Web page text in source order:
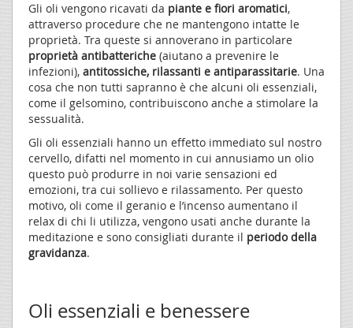
Gli oli vengono ricavati da piante e fiori aromatici,
attraverso procedure che ne mantengono intatte le
proprietà. Tra queste si annoverano in particolare
proprietà antibatteriche (aiutano a prevenire le
infezioni), antitossiche, rilassanti e antiparassitarie. Una
cosa che non tutti sapranno è che alcuni oli essenziali,
come il gelsomino, contribuiscono anche a stimolare la
sessualità.
Gli oli essenziali hanno un effetto immediato sul nostro
cervello, difatti nel momento in cui annusiamo un olio
questo può produrre in noi varie sensazioni ed
emozioni, tra cui sollievo e rilassamento. Per questo
motivo, oli come il geranio e l’incenso aumentano il
relax di chi li utilizza, vengono usati anche durante la
meditazione e sono consigliati durante il periodo della
gravidanza.
Oli essenziali e benessere